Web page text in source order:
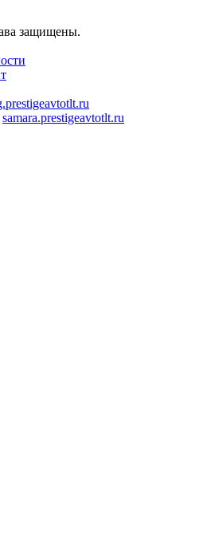
защищены.
samara.prestigeavtotlt.ru